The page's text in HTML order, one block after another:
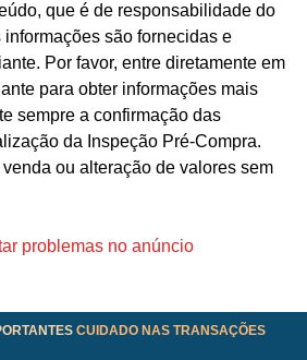
que é de responsabilidade do
são fornecidas e
Por favor, entre diretamente em
para obter informações mais
sempre a confirmação das
da Inspeção Pré-Compra.
ou alteração de valores sem
problemas no anúncio
CUIDADO NAS TRANSAÇÕES